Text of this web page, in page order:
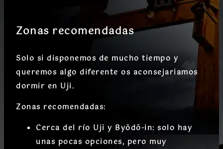
Zonas recomendadas
Solo si disponemos de mucho tiempo y
queremos algo diferente os aconsejariamos
dormir en Uji.
Zonas recomendadas:
Cerca del río Uji y Byōdō-in: solo hay
unas pocas opciones, pero muy